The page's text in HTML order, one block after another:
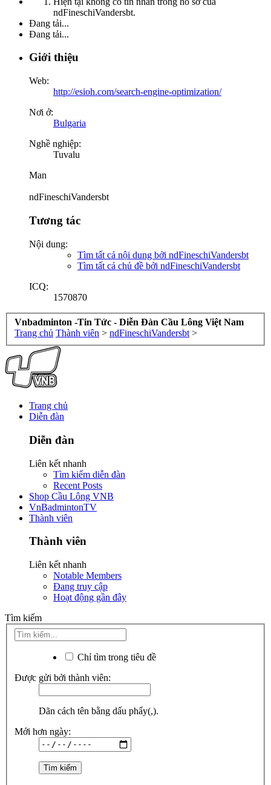
ndFineschiVandersbt.
Đang tải...
Đang tải...
Giới thiệu
Web:
http://esioh.com/search-engine-optimization/
Nơi ở:
Bulgaria
Nghề nghiệp:
Tuvalu
Man
ndFineschiVandersbt
Tương tác
Nội dung:
Tìm tất cả nội dung bởi ndFineschiVandersbt
Tìm tất cả chủ đề bởi ndFineschiVandersbt
ICQ:
1570870
Vnbadminton -Tin Tức - Diễn Đàn Cầu Lông Việt Nam
Trang chủ Thành viên > ndFineschiVandersbt >
Trang chủ
Diễn đàn
Diễn đàn
Liên kết nhanh
Tìm kiếm diễn đàn
Recent Posts
Shop Cầu Lông VNB
VnBadmintonTV
Thành viên
Thành viên
Liên kết nhanh
Notable Members
Đang truy cập
Hoạt động gần đây
Tìm kiếm
Chỉ tìm trong tiêu đề
Được gửi bởi thành viên:
Dãn cách tên bằng dấu phẩy(,).
Mới hơn ngày: